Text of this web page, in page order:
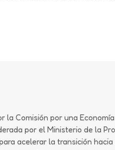
la Comisión por una
por el Ministerio de la
acelerar la transición